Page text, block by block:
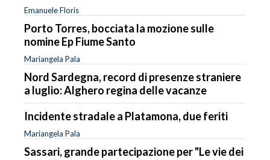
Emanuele Floris
Porto Torres, bocciata la mozione sulle
nomine Ep Fiume Santo
Mariangela Pala
Nord Sardegna, record di presenze straniere
a luglio: Alghero regina delle vacanze
Incidente stradale a Platamona, due feriti
Mariangela Pala
Sassari, grande partecipazione per "Le vie dei